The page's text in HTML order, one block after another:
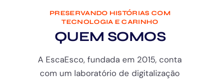
PRESERVANDO HISTÓRIAS COM
TECNOLOGIA E CARINHO
QUEM SOMOS
A EscaEsco, fundada em 2015, conta
com um laboratório de digitalização